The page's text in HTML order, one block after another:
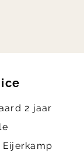
2 jaar
Eijerkamp